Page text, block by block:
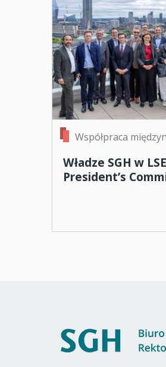
Współpraca
Władze SGH w
President’s